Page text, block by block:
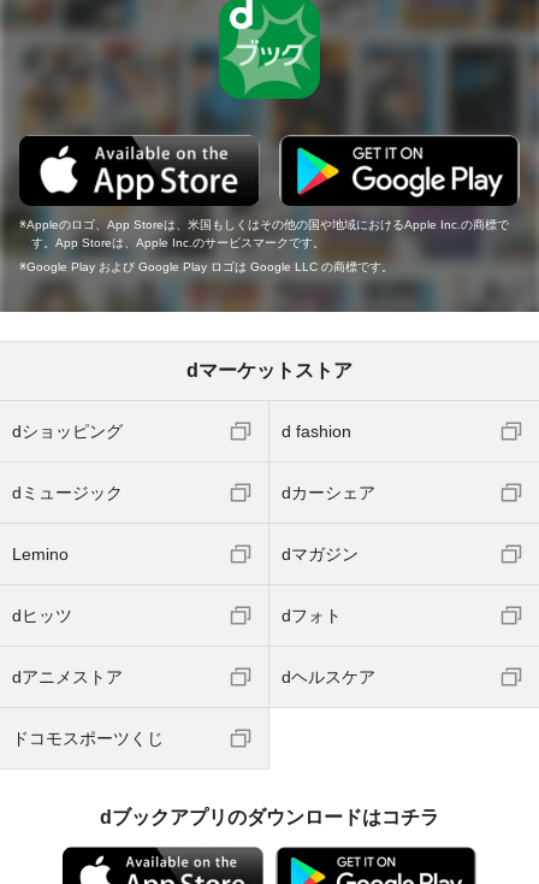
Appleのロゴ、App Storeは、米国もしくはその他の国や地域におけるApple Inc.の商標で
す。App Storeは、Apple Inc.のサービスマークです。
Google Play および Google Play ロゴは Google LLC の商標です。
dマーケットストア
dショッピング d fashion
dミュージック dカーシェア
Lemino dマガジン
dヒッツ dフォト
dアニメストア dヘルスケア
ドコモスポーツくじ
dブックアプリのダウンロードはコチラ